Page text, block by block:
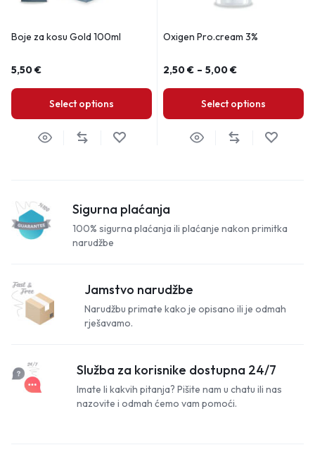
Boje za kosu Gold 100ml
5,50€
Select options
Oxigen Pro.cream 3%
2,50€ – 5,00€
Select options
Sigurna plaćanja
100% sigurna plaćanja ili plaćanje nakon primitka
narudžbe
Jamstvo narudžbe
Narudžbu primate kako je opisano ili je odmah
rješavamo.
Služba za korisnike dostupna 24/7
Imate li kakvih pitanja? Pišite nam u chatu ili nas
nazovite i odmah ćemo vam pomoći.